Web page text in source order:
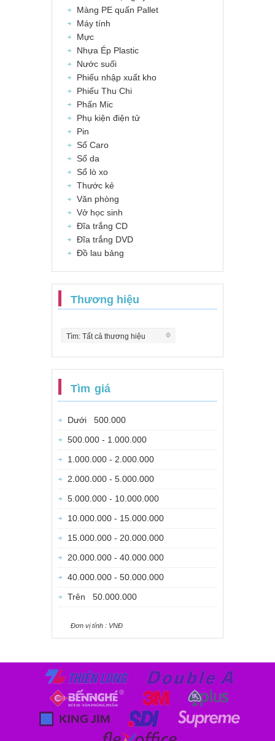
Màng PE quấn Pallet
Máy tính
Mực
Nhựa Ép Plastic
Nước suối
Phiếu nhập xuất kho
Phiếu Thu Chi
Phấn Mic
Phụ kiện điện tử
Pin
Sổ Caro
Sổ da
Sổ lò xo
Thước kẻ
Văn phòng
Vở học sinh
Đĩa trắng CD
Đĩa trắng DVD
Đồ lau bảng
Thương hiệu
Tìm: Tất cả thương hiệu
Tìm giá
Dưới 500.000
500.000 - 1.000.000
1.000.000 - 2.000.000
2.000.000 - 5.000.000
5.000.000 - 10.000.000
10.000.000 - 15.000.000
15.000.000 - 20.000.000
20.000.000 - 40.000.000
40.000.000 - 50.000.000
Trên 50.000.000
Ðơn vị tính : VNÐ